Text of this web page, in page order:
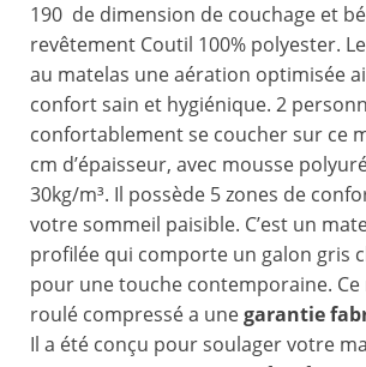
190 de dimension de couchage et
revêtement Coutil 100% polyester.
au matelas une aération optimisée
confort sain et hygiénique. 2
confortablement se coucher sur ce
cm d’épaisseur, avec mousse
30kg/m³. Il possède 5 zones de
votre sommeil paisible. C’est un
profilée qui comporte un galon gris
pour une touche contemporaine.
roulé compressé a unegarantie
Il a été conçu pour soulager votre